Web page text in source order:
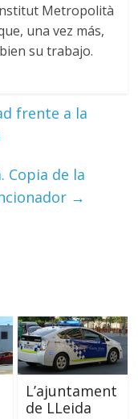
Metropolità
una vez más,
su trabajo.
frente a la
Copia de la
→
L’ajuntament
de LLeida